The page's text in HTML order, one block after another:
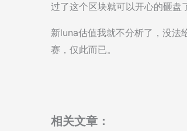
过了这个区块就可以开心的砸盘
新luna估值我就不分析了，没法
赛，仅此而已。
相关文章：